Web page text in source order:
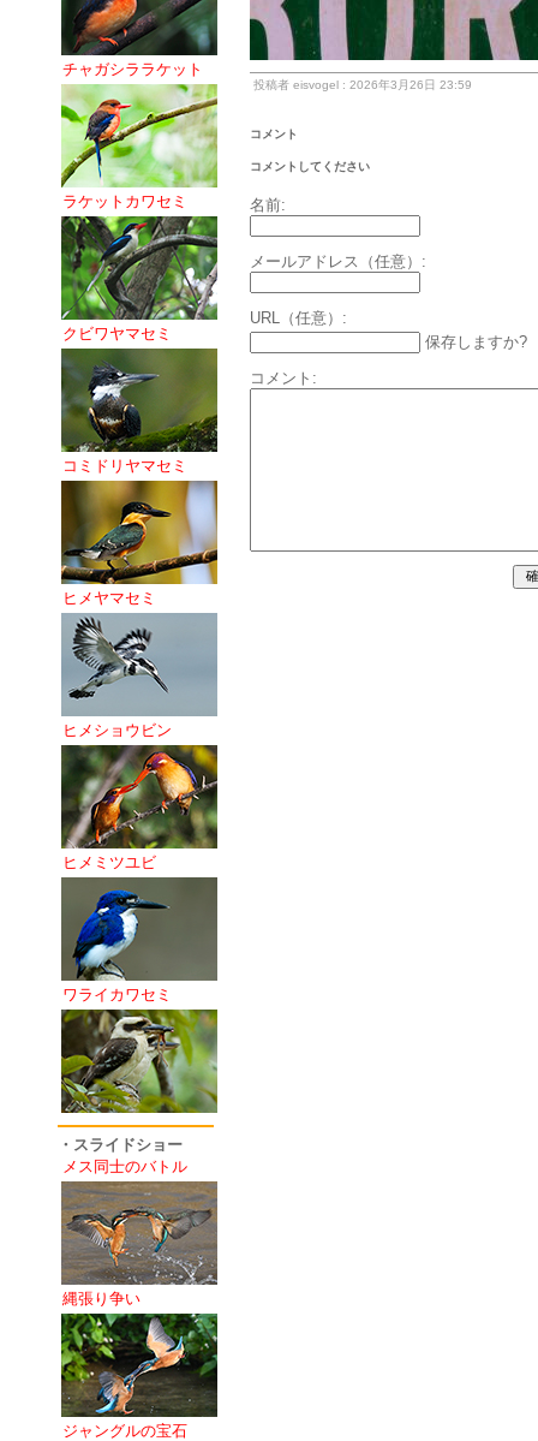
チャガシララケット
ラケットカワセミ
クビワヤマセミ
コミドリヤマセミ
ヒメヤマセミ
ヒメショウビン
ヒメミツユビ
ワライカワセミ
・スライドショー
メス同士のバトル
縄張り争い
ジャングルの宝石
投稿者 eisvogel : 2026年3月26日 23:59
コメント
コメントしてください
名前:
メールアドレス（任意）:
URL（任意）:
保存しますか?
コメント: